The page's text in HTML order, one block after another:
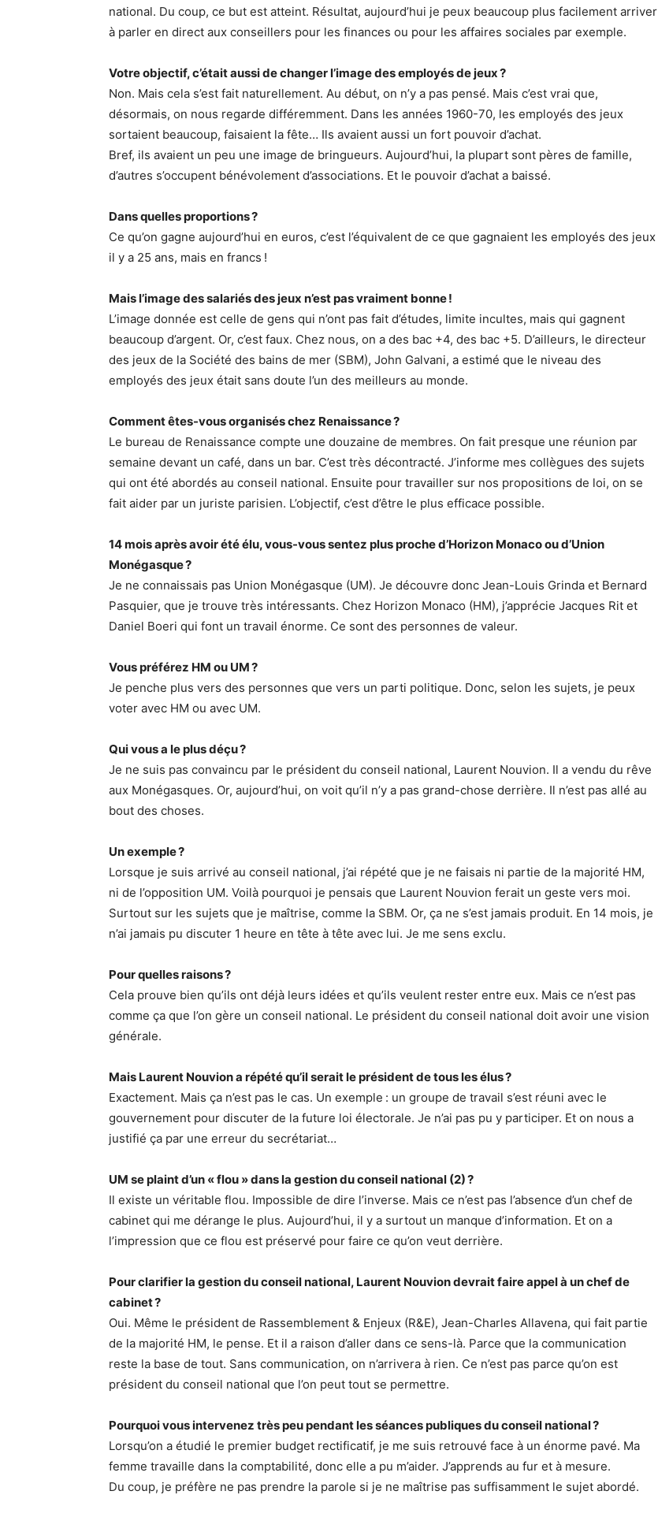
national. Du coup, ce but est atteint. Résultat, aujourd’hui je peux beaucoup plus facilement arriver
à parler en direct aux conseillers pour les finances ou pour les affaires sociales par exemple.
Votre objectif, c’était aussi de changer l’image des employés de jeux ?
Non. Mais cela s’est fait naturellement. Au début, on n’y a pas pensé. Mais c’est vrai que,
désormais, on nous regarde différemment. Dans les années 1960-70, les employés des jeux
sortaient beaucoup, faisaient la fête… Ils avaient aussi un fort pouvoir d’achat.
Bref, ils avaient un peu une image de bringueurs. Aujourd’hui, la plupart sont pères de famille,
d’autres s’occupent bénévolement d’associations. Et le pouvoir d’achat a baissé.
Dans quelles proportions ?
Ce qu’on gagne aujourd’hui en euros, c’est l’équivalent de ce que gagnaient les employés des jeux
il y a 25 ans, mais en francs !
Mais l’image des salariés des jeux n’est pas vraiment bonne !
L’image donnée est celle de gens qui n’ont pas fait d’études, limite incultes, mais qui gagnent
beaucoup d’argent. Or, c’est faux. Chez nous, on a des bac +4, des bac +5. D’ailleurs, le directeur
des jeux de la Société des bains de mer (SBM), John Galvani, a estimé que le niveau des
employés des jeux était sans doute l’un des meilleurs au monde.
Comment êtes-vous organisés chez Renaissance ?
Le bureau de Renaissance compte une douzaine de membres. On fait presque une réunion par
semaine devant un café, dans un bar. C’est très décontracté. J’informe mes collègues des sujets
qui ont été abordés au conseil national. Ensuite pour travailler sur nos propositions de loi, on se
fait aider par un juriste parisien. L’objectif, c’est d’être le plus efficace possible.
14 mois après avoir été élu, vous-vous sentez plus proche d’Horizon Monaco ou d’Union
Monégasque ?
Je ne connaissais pas Union Monégasque (UM). Je découvre donc Jean-Louis Grinda et Bernard
Pasquier, que je trouve très intéressants. Chez Horizon Monaco (HM), j’apprécie Jacques Rit et
Daniel Boeri qui font un travail énorme. Ce sont des personnes de valeur.
Vous préférez HM ou UM ?
Je penche plus vers des personnes que vers un parti politique. Donc, selon les sujets, je peux
voter avec HM ou avec UM.
Qui vous a le plus déçu ?
Je ne suis pas convaincu par le président du conseil national, Laurent Nouvion. Il a vendu du rêve
aux Monégasques. Or, aujourd’hui, on voit qu’il n’y a pas grand-chose derrière. Il n’est pas allé au
bout des choses.
Un exemple ?
Lorsque je suis arrivé au conseil national, j’ai répété que je ne faisais ni partie de la majorité HM,
ni de l’opposition UM. Voilà pourquoi je pensais que Laurent Nouvion ferait un geste vers moi.
Surtout sur les sujets que je maîtrise, comme la SBM. Or, ça ne s’est jamais produit. En 14 mois, je
n’ai jamais pu discuter 1 heure en tête à tête avec lui. Je me sens exclu.
Pour quelles raisons ?
Cela prouve bien qu’ils ont déjà leurs idées et qu’ils veulent rester entre eux. Mais ce n’est pas
comme ça que l’on gère un conseil national. Le président du conseil national doit avoir une vision
générale.
Mais Laurent Nouvion a répété qu’il serait le président de tous les élus ?
Exactement. Mais ça n’est pas le cas. Un exemple : un groupe de travail s’est réuni avec le
gouvernement pour discuter de la future loi électorale. Je n’ai pas pu y participer. Et on nous a
justifié ça par une erreur du secrétariat…
UM se plaint d’un « flou » dans la gestion du conseil national (2) ?
Il existe un véritable flou. Impossible de dire l’inverse. Mais ce n’est pas l’absence d’un chef de
cabinet qui me dérange le plus. Aujourd’hui, il y a surtout un manque d’information. Et on a
l’impression que ce flou est préservé pour faire ce qu’on veut derrière.
Pour clarifier la gestion du conseil national, Laurent Nouvion devrait faire appel à un chef de
cabinet ?
Oui. Même le président de Rassemblement & Enjeux (R&E), Jean-Charles Allavena, qui fait partie
de la majorité HM, le pense. Et il a raison d’aller dans ce sens-là. Parce que la communication
reste la base de tout. Sans communication, on n’arrivera à rien. Ce n’est pas parce qu’on est
président du conseil national que l’on peut tout se permettre.
Pourquoi vous intervenez très peu pendant les séances publiques du conseil national ?
Lorsqu’on a étudié le premier budget rectificatif, je me suis retrouvé face à un énorme pavé. Ma
femme travaille dans la comptabilité, donc elle a pu m’aider. J’apprends au fur et à mesure.
Du coup, je préfère ne pas prendre la parole si je ne maîtrise pas suffisamment le sujet abordé.